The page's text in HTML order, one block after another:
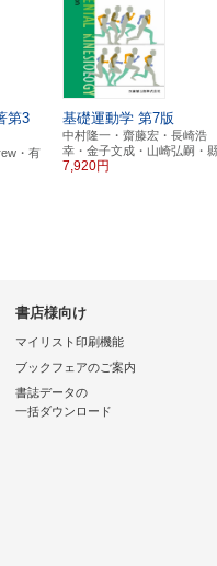
第3
・有
基礎運動学 第7版
中村隆一・齋藤宏・長崎浩
幸・金子文成・山崎弘嗣・
7,920円
書店様向け
マイリスト印刷機能
ブックフェアのご案内
書誌データの
一括ダウンロード